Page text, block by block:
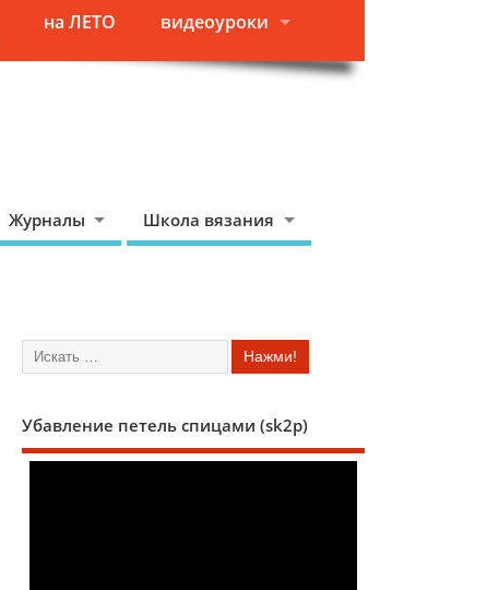
на ЛЕТО видеоуроки
Журналы Школа вязания
Убавление петель спицами (sk2p)